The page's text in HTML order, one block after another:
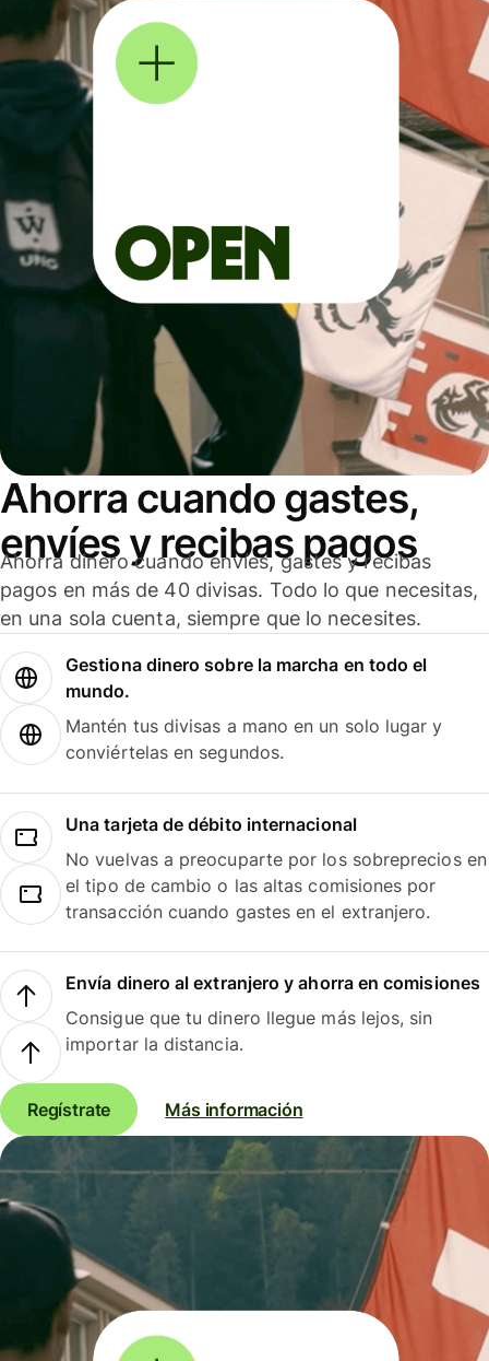
Ahorra cuando gastes,
envíes y recibas pagos
Ahorra dinero cuando envíes, gastes y recibas
pagos en más de 40 divisas. Todo lo que necesitas,
en una sola cuenta, siempre que lo necesites.
Gestiona dinero sobre la marcha en todo el
mundo.
Mantén tus divisas a mano en un solo lugar y
conviértelas en segundos.
Una tarjeta de débito internacional
No vuelvas a preocuparte por los sobreprecios en
el tipo de cambio o las altas comisiones por
transacción cuando gastes en el extranjero.
Envía dinero al extranjero y ahorra en comisiones
Consigue que tu dinero llegue más lejos, sin
importar la distancia.
Regístrate Más información